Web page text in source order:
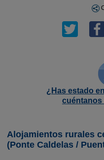
¿Has estado
cuéntanos
Alojamientos rurales
(Ponte Caldelas /